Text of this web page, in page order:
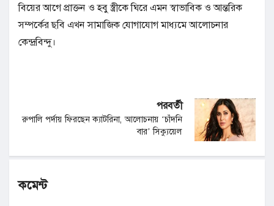
বিয়ের আগে প্রাক্তন ও হবু স্ত্রীকে ঘিরে এমন স্বাভাবিক ও আন্তরিক
সম্পর্কের ছবি এখন সামাজিক যোগাযোগ মাধ্যমে আলোচনার
কেন্দ্রবিন্দু।
পরবর্তী
রুপালি পর্দায় ফিরছেন ক্যাটরিনা, আলোচনায় ‘চাঁদনি
বার’ সিক্যুয়েল
কমেন্ট